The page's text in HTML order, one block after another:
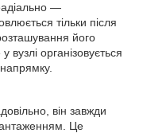
—
тільки після
його
вузлі організовується
він завжди
Це